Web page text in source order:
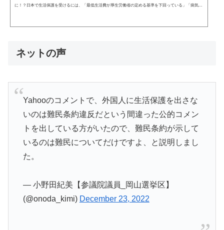
に！？日本で生活保護を受けるには、「最低生活費が厚生労働省の定める基準を下回っている」「病気や
ネットの声
Yahooのコメントで、外国人に生活保護を出さな
いのは難民条約違反だという間違った公的コメン
トを出している方がいたので、難民条約が示して
いるのは難民についてだけですよ、と説明しまし
た。
— 小野田紀美【参議院議員_岡山選挙区】
(@onoda_kimi) December 23, 2022